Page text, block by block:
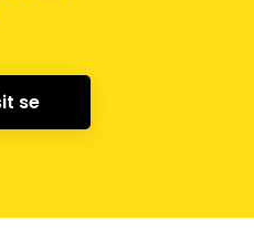
se